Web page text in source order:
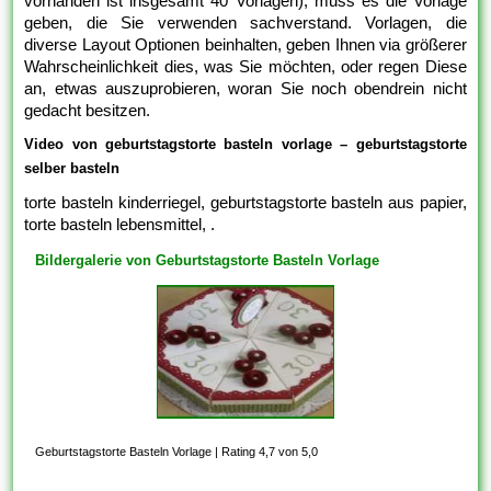
geben, die Sie verwenden sachverstand. Vorlagen, die
diverse Layout Optionen beinhalten, geben Ihnen via größerer
Wahrscheinlichkeit dies, was Sie möchten, oder regen Diese
an, etwas auszuprobieren, woran Sie noch obendrein nicht
gedacht besitzen.
Video von geburtstagstorte basteln vorlage – geburtstagstorte
selber basteln
torte basteln kinderriegel, geburtstagstorte basteln aus papier,
torte basteln lebensmittel, .
Bildergalerie von Geburtstagstorte Basteln Vorlage
Geburtstagstorte Basteln Vorlage |Rating 4,7 von 5,0